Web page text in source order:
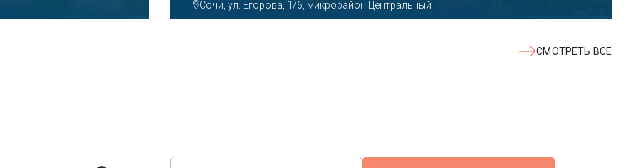
Сочи, ул. Декабристов, 78б
СМОТРЕТЬ ВСЕ